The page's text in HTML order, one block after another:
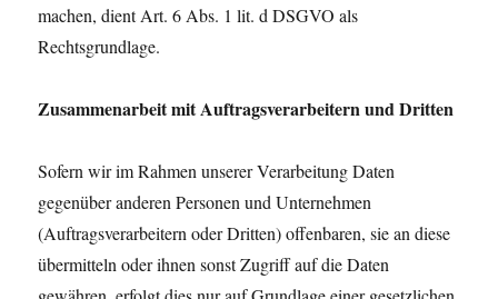
machen, dient Art. 6 Abs. 1 lit. d DSGVO als
Rechtsgrundlage.
Zusammenarbeit mit Auftragsverarbeitern und Dritten
Sofern wir im Rahmen unserer Verarbeitung Daten
gegenüber anderen Personen und Unternehmen
(Auftragsverarbeitern oder Dritten) offenbaren, sie an diese
übermitteln oder ihnen sonst Zugriff auf die Daten